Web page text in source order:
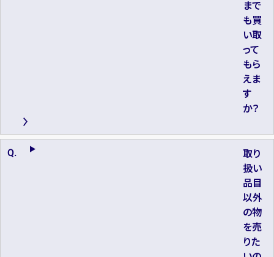
まで
も買
い取
って
もら
えま
す
か？
取り
扱い
品目
以外
の物
を売
りた